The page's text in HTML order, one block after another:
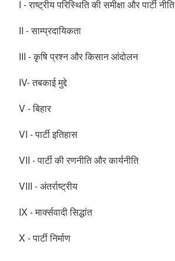
I - राष्ट्रीय परिस्थिति की समीक्षा और पार्टी नीति
II - साम्प्रदायिकता
III - कृषि प्रश्न और किसान आंदोलन
IV- तबकाई मुद्दे
V - बिहार
VI - पार्टी इतिहास
VII - पार्टी की रणनीति और कार्यनीति
VIII - अंतर्राष्ट्रीय
IX - मार्क्सवादी सिद्धांत
X - पार्टी निर्माण